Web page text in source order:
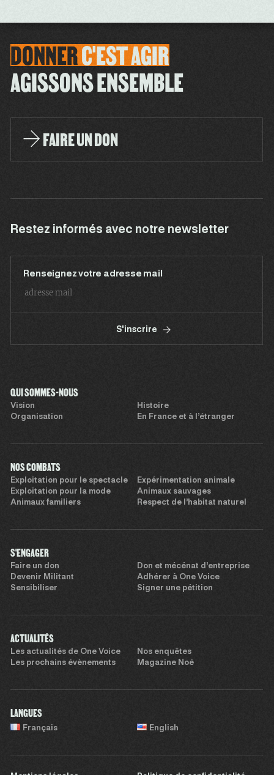
DONNERC'ESTAGIR
AGISSONS ENSEMBLE
FAIRE UN DON
Restez informés avec notre newsletter
Renseignez votre adresse mail
S'inscrire
QUI SOMMES-NOUS
Vision
Histoire
Organisation
En France et à l’étranger
NOS COMBATS
Exploitation pour le spectacle
Expérimentation animale
Exploitation pour la mode
Animaux sauvages
Animaux familiers
Respect de l’habitat naturel
S'ENGAGER
Faire un don
Don et mécénat d’entreprise
Devenir Militant
Adhérer à One Voice
Sensibiliser
Signer une pétition
ACTUALITÉS
Les actualités de One Voice
Nos enquêtes
Les prochains évènements
Magazine Noé
LANGUES
Français English